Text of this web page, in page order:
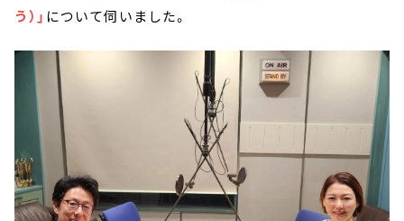
う）」 について伺いました。